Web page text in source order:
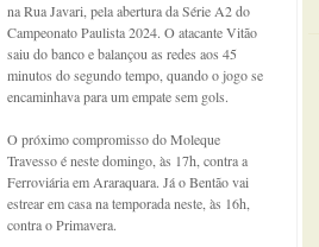
na Rua Javari, pela abertura da Série A2 do
Campeonato Paulista 2024. O atacante Vitão
saiu do banco e balançou as redes aos 45
minutos do segundo tempo, quando o jogo se
encaminhava para um empate sem gols.
O próximo compromisso do Moleque
Travesso é neste domingo, às 17h, contra a
Ferroviária em Araraquara. Já o Bentão vai
estrear em casa na temporada neste, às 16h,
contra o Primavera.